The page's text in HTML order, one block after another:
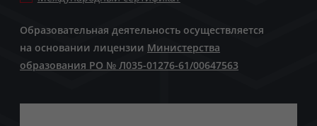
Образовательная деятельность осуществляется
на основании лицензии Министерства
образования РО № Л035-01276-61/00647563